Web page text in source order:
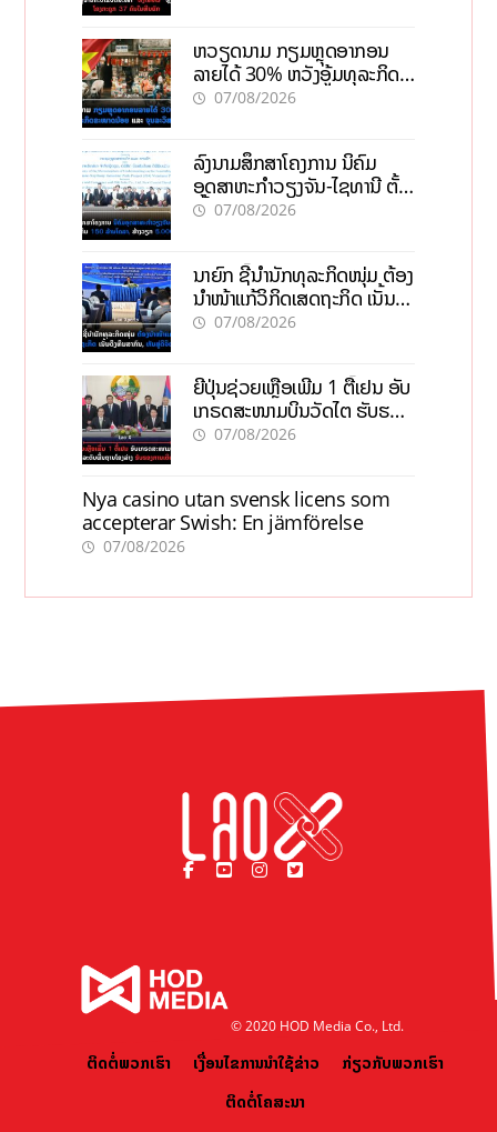
ຫວຽດນາມ ກຽມຫຼຸດອາກອນ
ລາຍໄດ້ 30% ຫວັງອູ້ມທຸລະກິດ
ຂະໜາດນ້ອຍ ແລະ ຈຸນລະ
07/08/2026
ລົງນາມສຶກສາໂຄງການ ນິຄົມ
ອຸດສາຫະກຳວຽງຈັນ-ໄຊທານີ ຕັ້ງ
ເປົ້າດຶງທຶນ 150 ລ້ານໂດລາ, ສ້າງ
07/08/2026
ນາຍົກ ຊີ້ນຳນັກທຸລະກິດໜຸ່ມ ຕ້ອງ
ນຳໜ້າແກ້ວິກິດເສດຖະກິດ ເນັ້ນດຶງ
ທຶນສາກົນ, ຫັນສູ່ດິຈິຕອນ
07/08/2026
ຍີ່ປຸ່ນຊ່ວຍເຫຼືອເພີ່ມ 1 ຕື້ເຢນ ອັບ
ເກຣດສະໜາມບິນວັດໄຕ ຮັບຮອງ
ການເຕີບໂຕ
07/08/2026
Nya casino utan svensk licens som
accepterar Swish: En jämförelse
07/08/2026
© 2020 HOD Media Co., Ltd.
ຕິດຕໍ່ພວກເຮົາ ເງື່ອນໄຂການນຳໃຊ້ຂ່າວ
ກ່ຽວກັບພວກເຮົາ
ຕິດຕໍ່ໂຄສະນາ